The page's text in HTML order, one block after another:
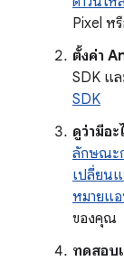
Pixel ห
ตั้งค่า
SDK แ
SDK
ดูว่ามีอะ
ลักษณะ
เปลี่ยน
หมายแ
ของคุณ
ทดสอบ